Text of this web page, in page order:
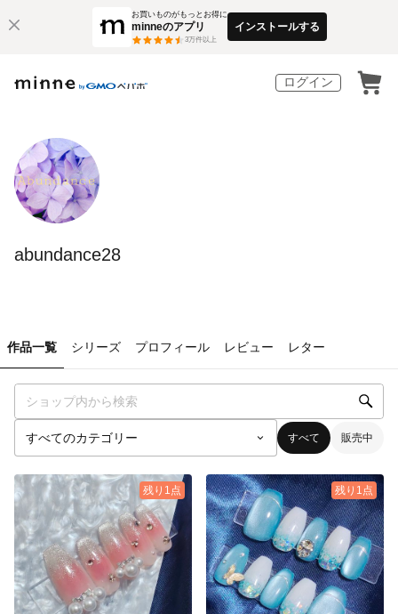
お買いものがもっとお得に
minneのアプリ
3万件以上
インストールする
ログイン
abundance28
作品一覧 シリーズ プロフィール レビュー レター
すべて 販売中
残り1点 残り1点